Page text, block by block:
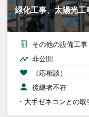
緑化工事、太陽光工
その他の設備工
非公開
（応相談）
後継者不在
・大手ゼネコンとの